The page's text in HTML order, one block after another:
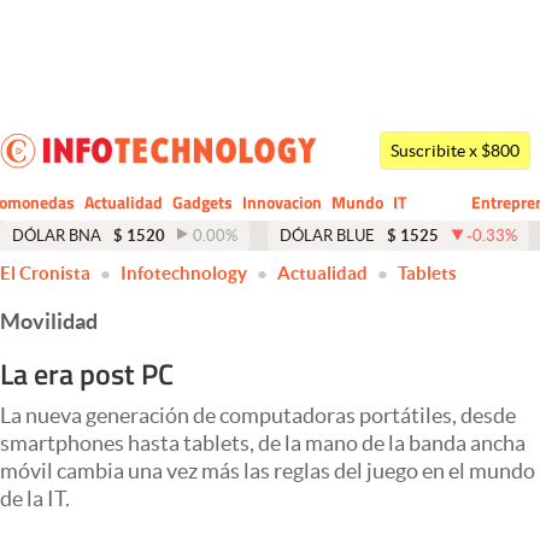
Dólar
Economía y Política
Finanzas y Mercados
Mercados Online
Negocios
Columnistas
Otras secciones
Apertura
Suscribite x $800
Actualidad Gadgets Innovacion Mundo
CIO
IT
Business
DÓLAR BNA $ 1520 0.00% DÓLAR BLUE $ 1525 -0.33%
El Cronista Infotechnology Actualidad Tablets
Movilidad
La era post PC
La nueva generación de computadoras portátiles, desde
smartphones hasta tablets, de la mano de la banda ancha
móvil cambia una vez más las reglas del juego en el mundo
de la IT.